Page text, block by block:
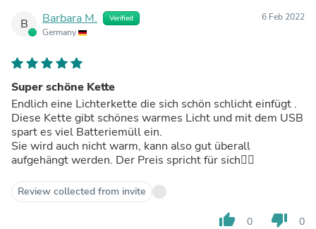
B Barbara M. Verified
Germany
6 Feb 2022
Super schöne Kette
Endlich eine Lichterkette die sich schön schlicht einfügt .
Diese Kette gibt schönes warmes Licht und mit dem USB
spart es viel Batteriemüll ein.
Sie wird auch nicht warm, kann also gut überall
aufgehängt werden. Der Preis spricht für sich👍🏾
Review collected from invite
thumb_up 0 thumb_down 0